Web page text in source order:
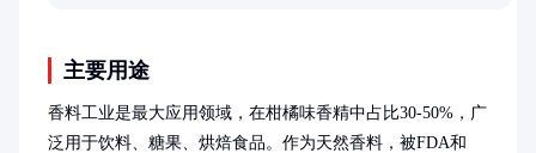
主要用途
香料工业是最大应用领域，在柑橘味香精中占比30-50%，广
泛用于饮料、糖果、烘焙食品。作为天然香料，被FDA和